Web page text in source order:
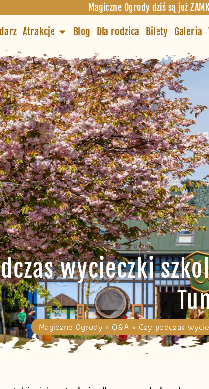
Magiczne Ogrody dziś są już
Atrakcje Blog Dla rodzica Bilety Galeria
wycieczki
Magiczne Ogrody » Q&A » Czy podczas